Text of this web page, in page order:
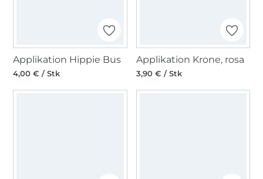
Applikation Hippie Bus
4,00 € / Stk
Applikation Krone, rosa
3,90 € / Stk